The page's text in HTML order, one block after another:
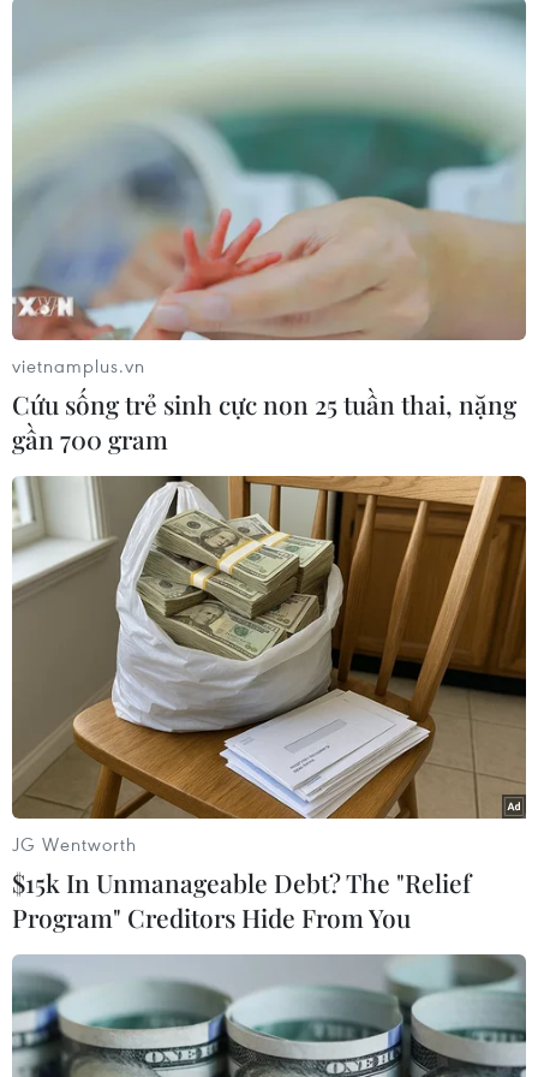
Tuyến đường từ bản tái định cư Quỳnh Tiến đến trung tâm xã
Cò Nòi chưa được đầu tư, nâng cấp. (Ảnh: Hữu Quyết/TTXVN)
Bản Quỳnh Tiến còn có con đường mòn khác
dẫn đến trung tâm xã Cò Nòi dài khoảng 6km.
Người dân cũng kiến nghị nâng cấp tuyến
đường này, vì vừa gần trung tâm xã, vừa vận
chuyển nông sản thuận tiện hơn, nhưng chưa
được giải quyết.
trận bản Quỳnh Tiến cho biết, tại những cuộc
tiếp xúc cử tri, bản đã kiến nghị lên các cấp và
được trả lời là tuyến giao thông nội bản sẽ được
đầu tư trong giai đoạn 2 của “Đề án ổn định dân
cư, phát triển kinh tế-xã hội vùng tái định cư
thủy điện Sơn La,” nhưng đến nay vẫn chưa
được đầu tư nâng cấp.
Năm 2021, đoàn công tác của huyện, xã đã
xuống khảo sát, nhưng tuyến đường nội bản
vẫn chưa nằm trong kế hoạch thực hiện.
Bản Quỳnh Sơn, xã Cò Nòi hiện có 76 hộ dân.
Người dân đang chăm sóc gần 50ha mía, 8ha
cây ăn quả. Bản đã có 2,5km đường nhựa nối từ
quốc lộ 6 vào bản, nhưng vẫn còn hơn 1km
đường nội bản là đường đất đã xuống cấp, xuất
hiện nhiều ổ gà, sống trâu. Các tuyến đường nội
bản thường trơn trượt khi mùa mưa đến, mùa
vietnamplus.vn
Cứu sống trẻ sinh cực non 25 tuần thai, nặng
gần 700 gram
JG Wentworth
$15k In Unmanageable Debt? The "Relief
Program" Creditors Hide From You